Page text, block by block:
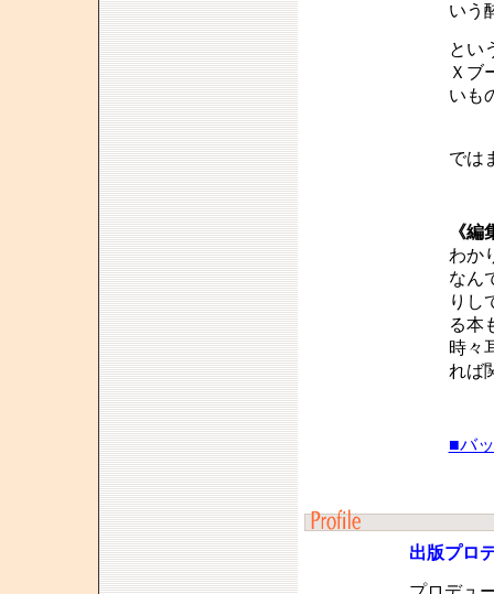
いう
とい
Ｘブ
いも
では
《編
わか
なん
りし
る本
時々
れば
■バ
出版プロ